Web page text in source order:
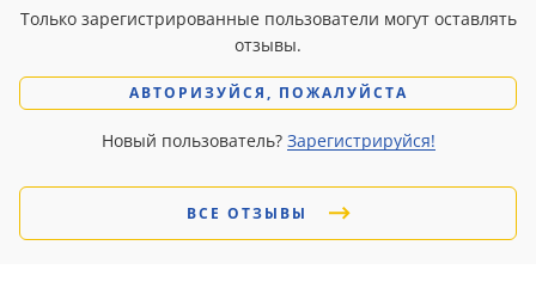
Только зарегистрированные пользователи могут оставлять
отзывы.
АВТОРИЗУЙСЯ, ПОЖАЛУЙСТА
Новый пользователь? Зарегистрируйся!
ВСЕ ОТЗЫВЫ